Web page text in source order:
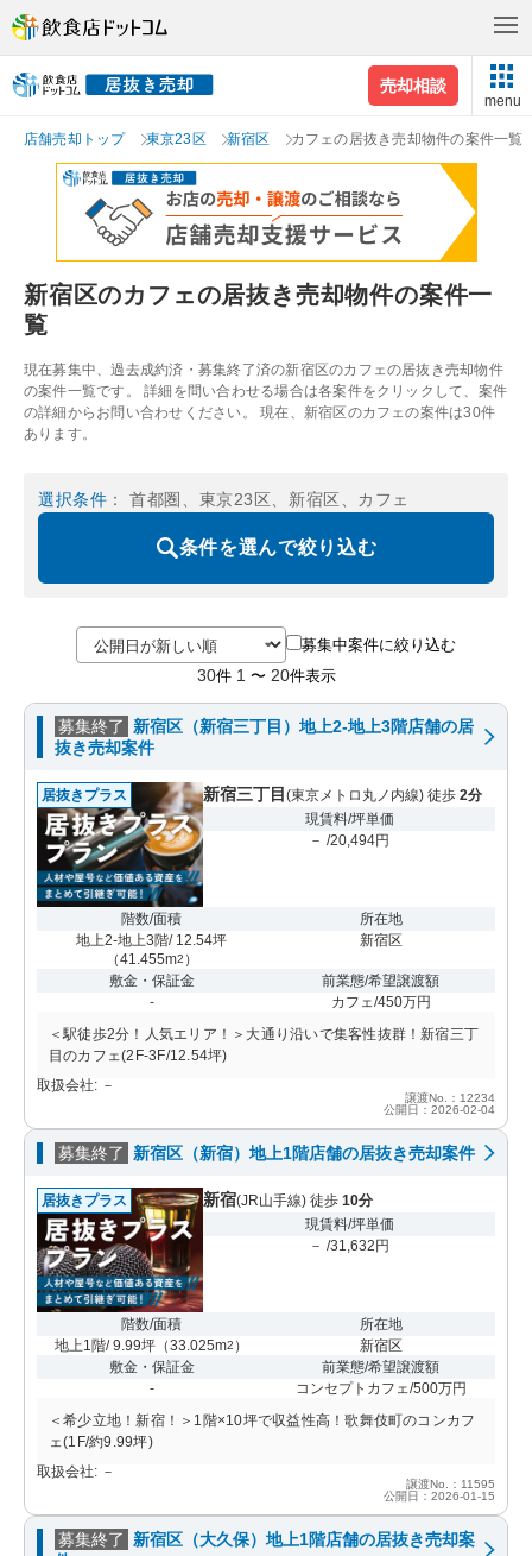
売却相談
menu
店舗売却トップ 東京23区 新宿区 カフェの居抜き売却物件の案件一覧
新宿区のカフェの居抜き売却物件の案件一
覧
現在募集中、過去成約済・募集終了済の新宿区のカフェの居抜き売却物件
の案件一覧です。 詳細を問い合わせる場合は各案件をクリックして、案件
の詳細からお問い合わせください。 現在、新宿区のカフェの案件は30件
あります。
選択条件 ： 首都圏、東京23区、新宿区、カフェ
条件を選んで絞り込む
募集中案件に絞り込む
30件 1 〜 20件表示
募集終了
新宿区（新宿三丁目）地上2-地上3階店舗の居
抜き売却案件
居抜きプラス 新宿三丁目 (東京メトロ丸ノ内線) 徒歩 2分
現賃料/坪単価
－ /20,494円
階数/面積
地上2-地上3階/ 12.54坪
（41.455m2 ）
所在地
新宿区
敷金・保証金
-
前業態/希望譲渡額
カフェ/450万円
＜駅徒歩2分！人気エリア！＞大通り沿いで集客性抜群！新宿三丁
目のカフェ(2F-3F/12.54坪)
取扱会社: －
譲渡No.：12234
公開日：2026-02-04
募集終了 新宿区（新宿）地上1階店舗の居抜き売却案件
居抜きプラス 新宿(JR山手線) 徒歩 10分
現賃料/坪単価
－ /31,632円
階数/面積
地上1階/ 9.99坪 （33.025m2 ）
所在地
新宿区
敷金・保証金
-
前業態/希望譲渡額
コンセプトカフェ/500万円
＜希少立地！新宿！＞1階×10坪で収益性高！歌舞伎町のコンカフ
ェ(1F/約9.99坪)
取扱会社: －
譲渡No.：11595
公開日：2026-01-15
募集終了
新宿区（大久保）地上1階店舗の居抜き売却案